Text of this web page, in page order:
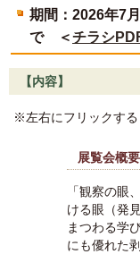
期間：2026年7
で ＜チラシ
【内容】
※左右にフリックする
展覧会概要
「観察の眼
ける眼（発
まつわる学
にも優れた